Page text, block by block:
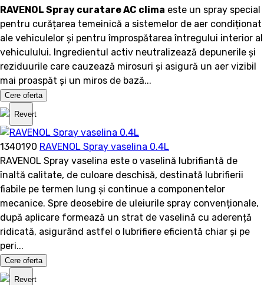
RAVENOL Spray curatare AC clima este un spray special
pentru curățarea temeinică a sistemelor de aer condiționat
ale vehiculelor și pentru împrospătarea întregului interior al
vehiculului. Ingredientul activ neutralizează depunerile și
reziduurile care cauzează mirosuri și asigură un aer vizibil
mai proaspăt și un miros de bază...
Cere oferta
Revert
1340190 RAVENOL Spray vaselina 0.4L
RAVENOL Spray vaselina este o vaselină lubrifiantă de
înaltă calitate, de culoare deschisă, destinată lubrifierii
fiabile pe termen lung și continue a componentelor
mecanice. Spre deosebire de uleiurile spray convenționale,
după aplicare formează un strat de vaselină cu aderență
ridicată, asigurând astfel o lubrifiere eficientă chiar și pe
peri...
Cere oferta
Revert